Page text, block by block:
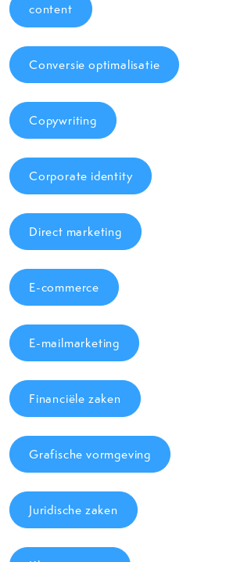
content
Conversie optimalisatie
Copywriting
Corporate identity
Direct marketing
E-commerce
E-mailmarketing
Financiële zaken
Grafische vormgeving
Juridische zaken